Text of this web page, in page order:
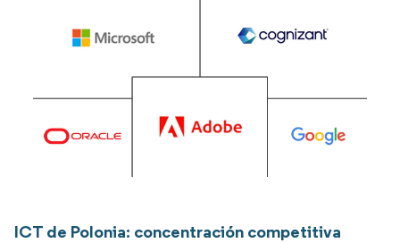
ICT de Polonia: concentración competitiva